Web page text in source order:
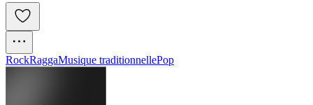
RockRaggaMusique traditionnellePop